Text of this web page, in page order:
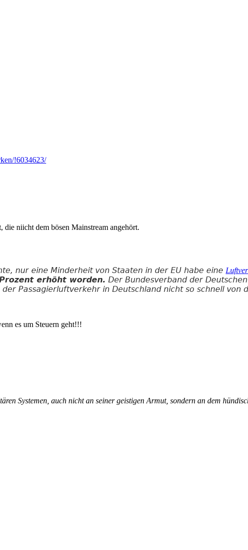
!6034623/
die niicht dem bösen Mainstream angehört.
nur eine Minderheit von Staaten in der EU habe eine
erhöht worden. Der Bundesverband der
Passagierluftverkehr in Deutschland nicht so schnell
es um Steuern geht!!!
Systemen, auch nicht an seiner geistigen Armut, sondern an dem